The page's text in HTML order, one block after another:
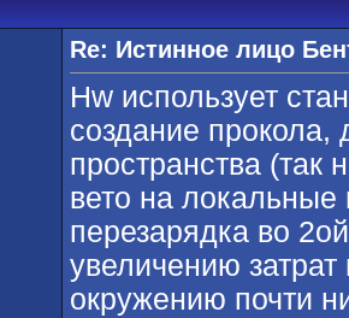
Re: Истинное лицо
Hw использует
создание
пространства (так
вето на локальные
перезарядка во
увеличению
окружению почти